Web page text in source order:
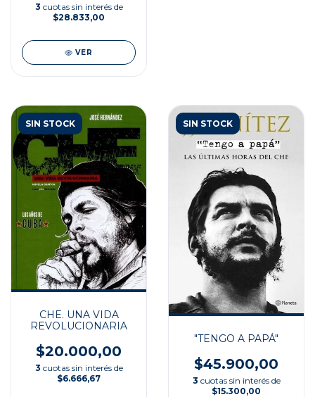
3 cuotas sin interés de
$28.833,00
VER
SIN STOCK
CHE. UNA VIDA
REVOLUCIONARIA
$20.000,00
3 cuotas sin interés de
$6.666,67
SIN STOCK
"TENGO A PAPÁ"
$45.900,00
3 cuotas sin interés de
$15.300,00